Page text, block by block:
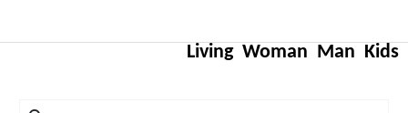
Kids
Man
Woman
Living